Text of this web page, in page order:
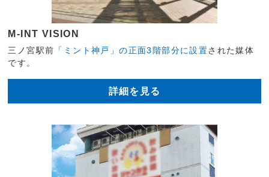
M-INT VISION
三ノ宮駅前 「ミント神戸」の正面3階部分に設置された媒体
です。
詳細を見る